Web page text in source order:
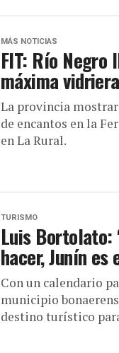
MÁS NOTICIAS
FIT: Río
máxima
La provincia
de encantos en la
en La Rural.
TURISMO
Luis Bortolato:
hacer, Junín
Con un calendario
municipio
destino turístico